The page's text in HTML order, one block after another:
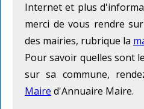
Internet et plus
merci de vous rendre
des mairies, rubrique la
Pour savoir quelles sont
sur sa commune,
Maire d'Annuaire Maire.